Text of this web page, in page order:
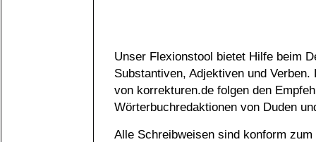
Unser Flexionstool bietet Hilfe beim
Substantiven, Adjektiven und
von korrekturen.de folgen den
Wörterbuchredaktionen von Duden
Alle Schreibweisen sind konform